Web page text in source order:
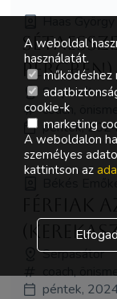
Haas György
percben)
Serpasátor
coach,
péntek,
Serpasátor
coach,
péntek,
A weboldal
használatát.
cookie-k
marketing
A weboldalon
személyes
kattintson az